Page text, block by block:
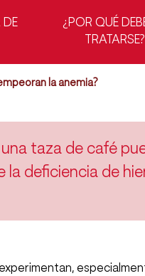
DE
¿POR QUÉ
TRATARSE?
la anemia?
cansado
taza de café
la deficiencia de